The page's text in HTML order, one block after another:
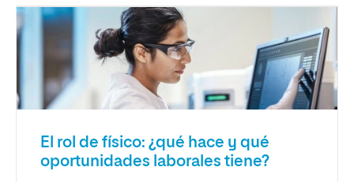
El rol de físico: ¿qué hace y qué
oportunidades laborales tiene?